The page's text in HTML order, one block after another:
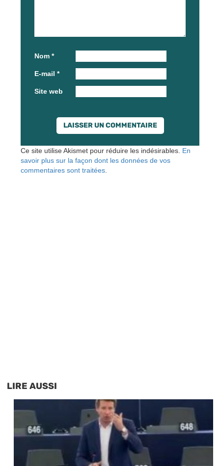
Nom *
E-mail *
Site web
Ce site utilise Akismet pour réduire les indésirables. En
savoir plus sur la façon dont les données de vos
commentaires sont traitées
LIRE AUSSI